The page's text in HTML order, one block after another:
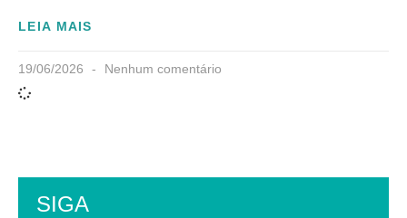
LEIA MAIS
19/06/2026 Nenhum comentário
SIGA